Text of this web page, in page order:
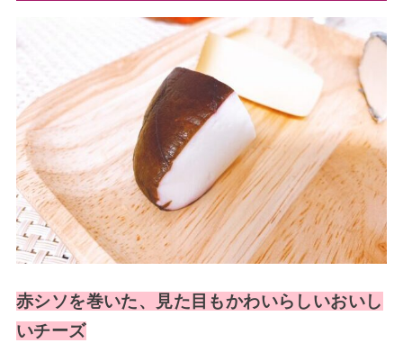
赤シソを巻いた、見た目もかわいらしいおいし
いチーズ